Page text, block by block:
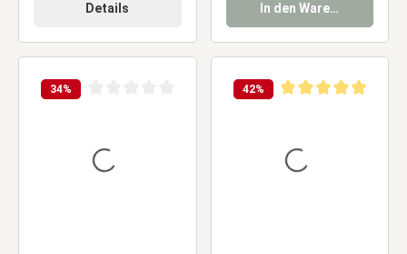
Details In den Warenkorb
34% 42%